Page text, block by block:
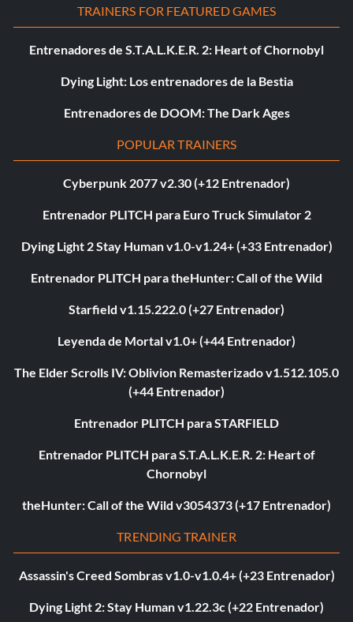
TRAINERS FOR FEATURED GAMES
Entrenadores de S.T.A.L.K.E.R. 2: Heart of Chornobyl
Dying Light: Los entrenadores de la Bestia
Entrenadores de DOOM: The Dark Ages
POPULAR TRAINERS
Cyberpunk 2077 v2.30 (+12 Entrenador)
Entrenador PLITCH para Euro Truck Simulator 2
Dying Light 2 Stay Human v1.0-v1.24+ (+33 Entrenador)
Entrenador PLITCH para theHunter: Call of the Wild
Starfield v1.15.222.0 (+27 Entrenador)
Leyenda de Mortal v1.0+ (+44 Entrenador)
The Elder Scrolls IV: Oblivion Remasterizado v1.512.105.0
(+44 Entrenador)
Entrenador PLITCH para STARFIELD
Entrenador PLITCH para S.T.A.L.K.E.R. 2: Heart of
Chornobyl
theHunter: Call of the Wild v3054373 (+17 Entrenador)
TRENDING TRAINER
Assassin's Creed Sombras v1.0-v1.0.4+ (+23 Entrenador)
Dying Light 2: Stay Human v1.22.3c (+22 Entrenador)